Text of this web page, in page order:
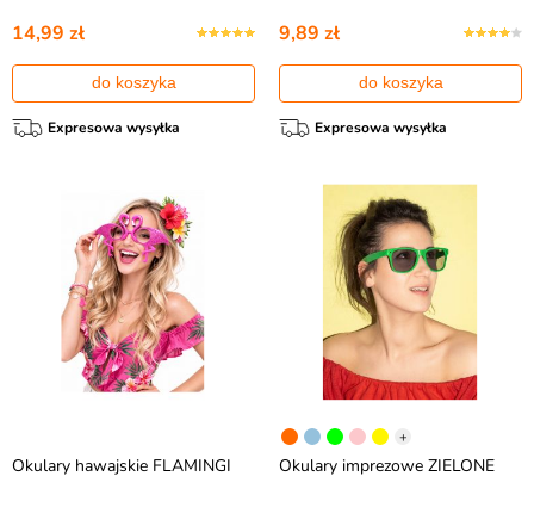
14,99 zł
do koszyka
Expresowa wysyłka
9,89 zł
do koszyka
Expresowa wysyłka
Okulary hawajskie FLAMINGI
+
Okulary imprezowe ZIELONE